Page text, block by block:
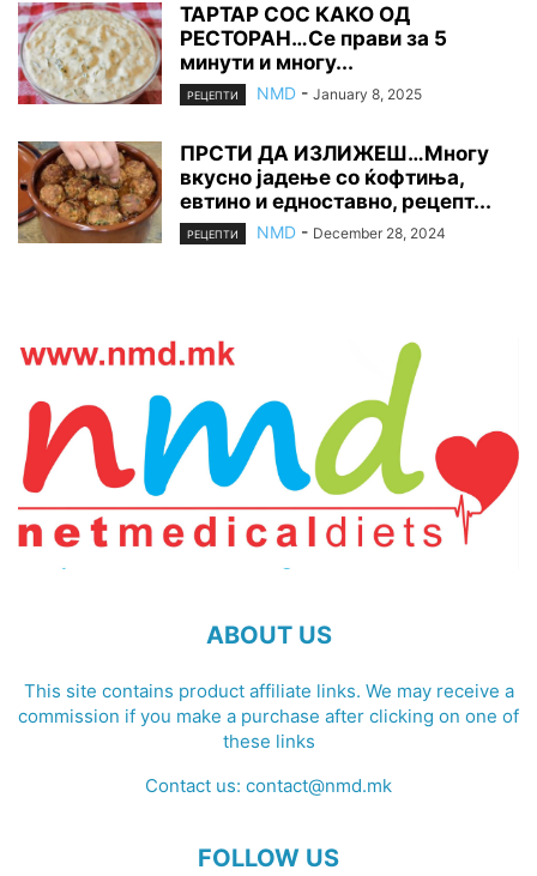
ТАРТАР СОС КАКО ОД
РЕСТОРАН…Се прави за 5
минути и многу...
РЕЦЕПТИ NMD - January 8, 2025
ПРСТИ ДА ИЗЛИЖЕШ…Многу
вкусно јадење со ќофтиња,
евтино и едноставно, рецепт...
РЕЦЕПТИ NMD - December 28, 2024
ABOUT US
This site contains product affiliate links. We may receive a
commission if you make a purchase after clicking on one of
these links
Contact us: contact@nmd.mk
FOLLOW US